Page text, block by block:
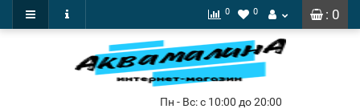
: 0
0 0
Пн - Вс: с 10:00 до 20:00